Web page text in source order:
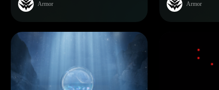
Armor Armor